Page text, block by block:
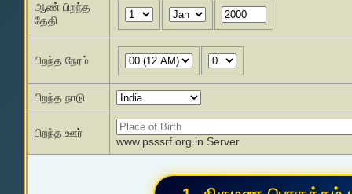
ஆண் பிறந்த
தேதி
பிறந்த நேரம்
பிறந்த நாடு
பிறந்த ஊர்
www.psssrf.org.in Server